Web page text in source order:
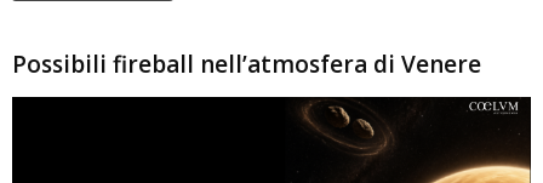
Possibili fireball nell’atmosfera di Venere